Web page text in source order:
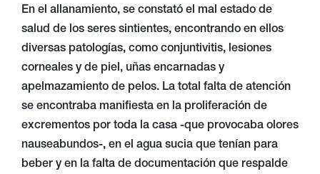
En el allanamiento, se constató el mal estado de
salud de los seres sintientes, encontrando en ellos
diversas patologías, como conjuntivitis, lesiones
corneales y de piel, uñas encarnadas y
apelmazamiento de pelos. La total falta de atención
se encontraba manifiesta en la proliferación de
excrementos por toda la casa -que provocaba olores
nauseabundos-, en el agua sucia que tenían para
beber y en la falta de documentación que respalde